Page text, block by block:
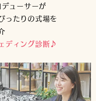
ューサーが
ったりの式場を
ディング診断♪